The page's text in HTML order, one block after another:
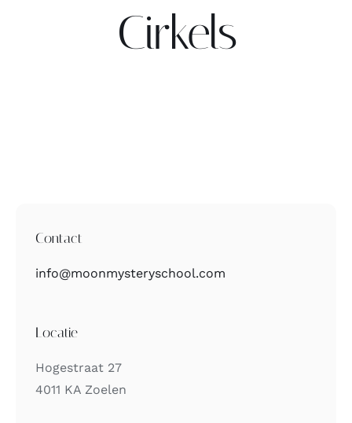
Contact
Cirkels
Contact
info@moonmysteryschool.com
Locatie
Hogestraat 27
4011 KA Zoelen